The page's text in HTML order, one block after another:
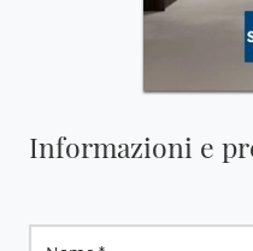
Informazioni e